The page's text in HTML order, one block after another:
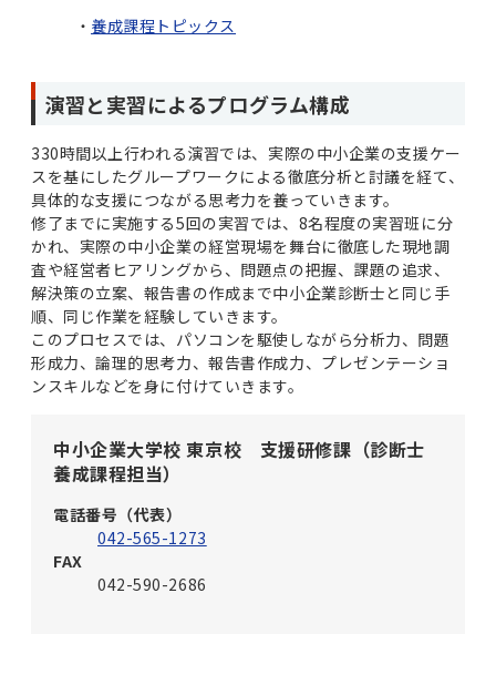
養成課程トピックス
演習と実習によるプログラム構成
330時間以上行われる演習では、実際の中小企業の支援ケー
スを基にしたグループワークによる徹底分析と討議を経て、
具体的な支援につながる思考力を養っていきます。
修了までに実施する5回の実習では、8名程度の実習班に分
かれ、実際の中小企業の経営現場を舞台に徹底した現地調
査や経営者ヒアリングから、問題点の把握、課題の追求、
解決策の立案、報告書の作成まで中小企業診断士と同じ手
順、同じ作業を経験していきます。
このプロセスでは、パソコンを駆使しながら分析力、問題
形成力、論理的思考力、報告書作成力、プレゼンテーショ
ンスキルなどを身に付けていきます。
中小企業大学校 東京校 支援研修課（診断士
養成課程担当）
電話番号（代表）
042-565-1273
FAX
042-590-2686